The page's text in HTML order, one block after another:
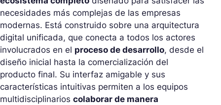
necesidades más complejas de las empresas
modernas. Está construido sobre una arquitectura
digital unificada, que conecta a todos los actores
involucrados en el proceso de desarrollo, desde el
diseño inicial hasta la comercialización del
producto final. Su interfaz amigable y sus
características intuitivas permiten a los equipos
multidisciplinarios colaborar de manera